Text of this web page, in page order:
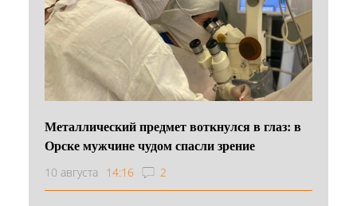
Металлический предмет воткнулся в глаз: в
Орске мужчине чудом спасли зрение
10 августа 14:16 2